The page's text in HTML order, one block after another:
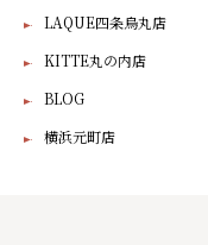
LAQUE四条烏丸店
KITTE丸の内店
BLOG
横浜元町店